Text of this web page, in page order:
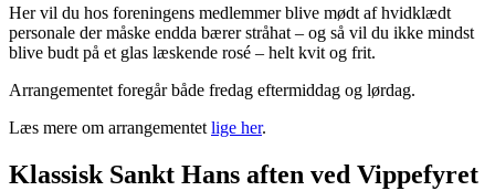
Her vil du hos foreningens medlemmer blive mødt af hvidklædt
personale der måske endda bærer stråhat – og så vil du ikke mindst
blive budt på et glas læskende rosé – helt kvit og frit.
Arrangementet foregår både fredag eftermiddag og lørdag.
Læs mere om arrangementet lige her.
Klassisk Sankt Hans aften ved Vippefyret